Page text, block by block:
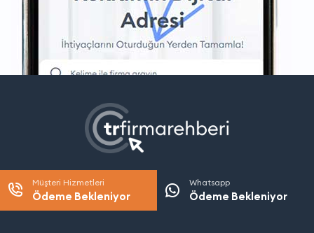
Müşteri Hizmetleri
Ödeme Bekleniyor
Whatsapp
Ödeme Bekleniyor